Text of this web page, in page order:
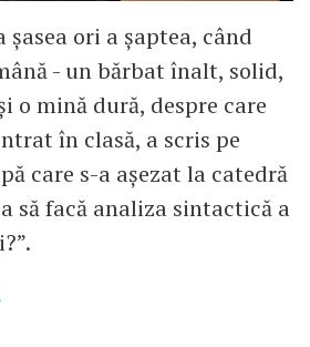
șasea ori a șaptea, când
- un bărbat înalt, solid,
o mină dură, despre care
în clasă, a scris pe
care s-a așezat la catedră
să facă analiza sintactică a